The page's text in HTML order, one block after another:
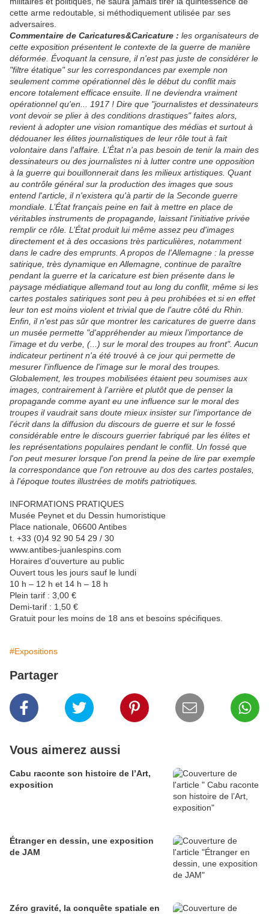
cette arme redoutable, si méthodiquement utilisée par ses
adversaires.
Commentaire de Caricatures&Caricature : les organisateurs de
cette exposition présentent le contexte de la guerre de manière
déformée. Évoquant la censure, il n'est pas juste de considérer le
"filtre étatique" sur les correspondances par exemple non
seulement comme opérationnel dès le début du conflit mais
encore totalement efficace ensuite. Il ne deviendra vraiment
opérationnel qu'en... 1917 ! Dire que "journalistes et dessinateurs
vont devoir se plier à des conditions drastiques" faites alors,
revient à adopter une vision romantique des médias et surtout à
dédouaner les élites journalistiques de leur rôle tout à fait
volontaire dans l'affaire. L’État n'a pas besoin de tenir la main des
dessinateurs ou des journalistes ni à lutter contre une opposition
à la guerre qui bouillonnerait dans les milieux artistiques. Quant
au contrôle général sur la production des images que sous
entend l'article, il n'existera qu'à partir de la Seconde guerre
mondiale. L’État français peine en fait à mettre en place de
véritables instruments de propagande, laissant l'initiative privée
remplir ce rôle. L’État produit lui même assez peu d'images
directement et à des occasions très particulières, notamment
dans le cadre des emprunts. A propos de l'Allemagne : la presse
satirique, très dynamique en Allemagne, continue de paraître
pendant la guerre et la caricature est bien présente dans le
paysage médiatique allemand tout au long du conflit, même si les
cartes postales satiriques sont peu à peu prohibées et si en effet
leur ton est moins violent et trivial que de l'autre côté du Rhin.
Enfin, il n'est pas sûr que montrer les caricatures de guerre dans
un musée permette "d'appréhender au mieux l’importance de
l’image et du verbe, (...) sur le moral des troupes au front". Aucun
indicateur pertinent n'a été trouvé à ce jour qui permette de
mesurer l'influence de l'image sur le moral des troupes.
Globalement, les troupes mobilisées étaient peu soumises aux
images, contrairement à l'arrière et plutôt que de penser la
propagande comme ayant eu une influence sur le moral des
troupes il vaudrait sans doute mieux insister sur l'importance de
l'écrit dans la diffusion du discours de guerre et sur le fossé
considérable entre le discours guerrier fabriqué par les élites et
les représentations populaires pendant le conflit. Un fossé que
l'on peut mesurer lorsque l'on prend la peine de lire par exemple
la correspondance que l'on retrouve au dos des cartes postales,
à l'époque toutes illustrées de motifs patriotiques.
INFORMATIONS PRATIQUES
Musée Peynet et du Dessin humoristique
Place nationale, 06600 Antibes
t. +33 (0)4 92 90 54 29 / 30
www.antibes-juanlespins.com
Horaires d’ouverture au public
Ouvert tous les jours sauf le lundi
10 h – 12 h et 14 h – 18 h
Plein tarif : 3,00 €
Demi-tarif : 1,50 €
Gratuit pour les moins de 18 ans et besoins spécifiques.
#Expositions
Partager
Vous aimerez aussi
Cabu raconte son histoire de l’Art,
exposition
Étranger en dessin, une exposition
de JAM
Zéro gravité, la conquête spatiale en